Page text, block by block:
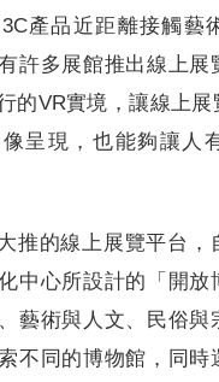
產品近距離接觸藝
許多展館推出線上展
的VR實境，讓線上
呈現，也能夠讓人
推的線上展覽平台，
中心所設計的「開放
藝術與人文、民俗與
不同的博物館，同時